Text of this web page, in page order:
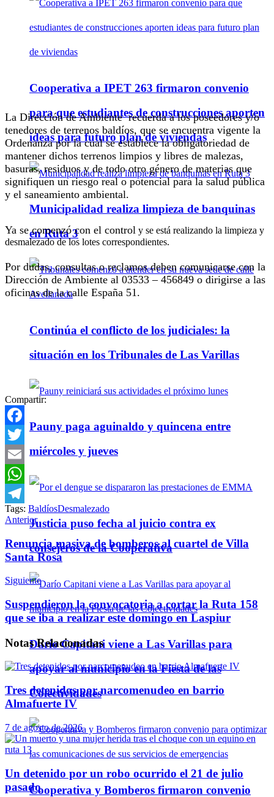
Cooperativa a IPET 263 firmaron convenio
para que estudiantes de construcciones aporten
ideas para futuro plan de viviendas
Municipalidad realiza limpieza de banquinas
en Ruta 3
Continúa el conflicto de los judiciales: la
situación en los Tribunales de Las Varillas
Pauny paga aguinaldo y quincena entre
miércoles y jueves
Justicia puso fecha al juicio contra ex
consejeros de la Cooperativa
Darío Capitani viene a Las Varillas para
apoyar al municipio en la Fiesta de las
Colectividades
Cooperativa y Bomberos firmaron convenio
La Dirección de Ambiente recuerda a los poseedores y/o
tenedores de terrenos baldíos, que se encuentra vigente la
Ordenanza por la cual se establece la obligatoriedad de
mantener dichos terrenos limpios y libres de malezas,
basuras, residuos y de todo otro género de materias que
signifiquen un riesgo real o potencial para la salud pública
y el saneamiento ambiental.
Ya se comenzó con el control y se está realizando la limpieza y
desmalezado de los lotes correspondientes.
Por dudas, consultas o reclamos deben comunicarse con la
Dirección de Ambiente al 03533 – 456849 o dirigirse a las
oficinas de la calle España 51.
Compartir:
Facebook
Twitter
Email
WhatsApp
Telegram
Tags: BaldíosDesmalezado
Anterior
Renuncia masiva de bomberos al cuartel de Villa
Santa Rosa
Siguiente
Suspendieron la convocatoria a cortar la Ruta 158
que se iba a realizar este domingo en Laspiur
NotasRelacionadas
Tres detenidos por narcomenudeo en barrio
Almafuerte IV
7 de agosto de 2026
Un detenido por un robo ocurrido el 21 de julio
pasado